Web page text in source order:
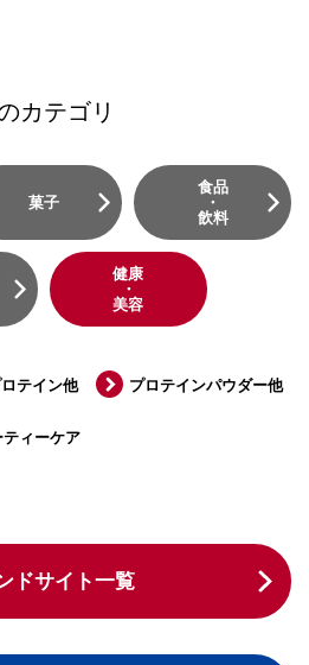
カテゴリ
菓子
食品
・
飲料
健康
・
美容
テイン他 プロテインパウダー他
ティーケア
ドサイト一覧